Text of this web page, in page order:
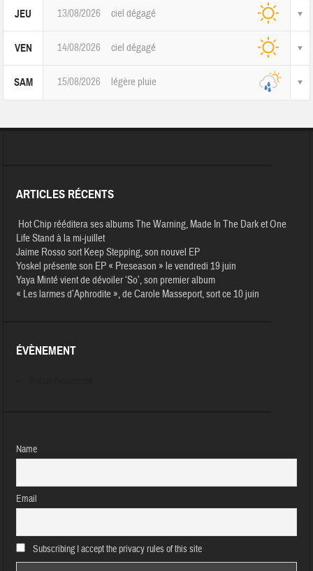
JEU 13/08/2026 ciel dégagé
VEN 14/08/2026 ciel dégagé
SAM 15/08/2026 légère pluie
ARTICLES RÉCENTS
Hot Chip rééditera ses albums The Warning, Made In The Dark et One
Life Stand à la mi-juillet
Jaime Rosso sort Keep Stepping, son nouvel EP
Yoskel présente son EP « Preseason » le vendredi 19 juin
Yaya Minté vient de dévoiler ‘So’, son premier album
« Les larmes d’Aphrodite », de Carole Masseport, sort ce 10 juin
ÉVÈNEMENT
Name
Email
Subscribing I accept the privacy rules of this site